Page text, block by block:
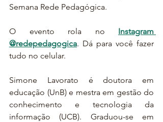
Semana Rede Pedagógica.
O evento rola no Instagram
@redepedagogica. Dá para você fazer
tudo no celular.
Simone Lavorato é doutora em
educação (UnB) e mestra em gestão do
conhecimento e tecnologia da
informação (UCB). Graduou-se em